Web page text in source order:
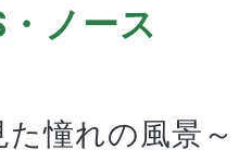
ノース
憧れの風景～